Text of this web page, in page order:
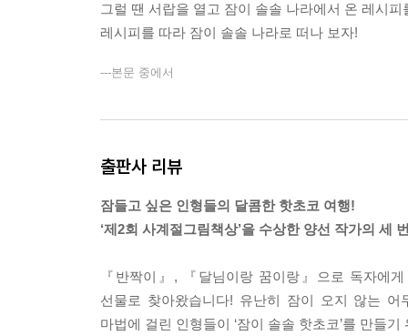
그럴 땐 서랍을 열고 잠이 솔솔 나라에서 온 레시피
레시피를 따라 잠이 솔솔 나라로 떠나 보자!
---본문 중에서
출판사 리뷰
잠들고 싶은 인형들의 달콤한 핫초코 여행!
‘제2회 사계절그림책상’을 수상한 양선 작가의 세
『반짝이』, 『달님이랑 꿈이랑』으로 독자에
선물로 찾아왔습니다! 유난히 잠이 오지 않는
마법에 걸린 인형들이 ‘잠이 솔솔 핫초코’를 만들